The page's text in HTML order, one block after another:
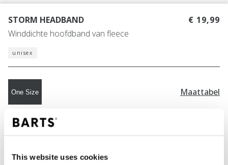
This website uses cookies
STORM HEADBAND
Winddichte hoofdband van fleece
€ 19,99
unisex
One Size Maattabel
KLEURblack